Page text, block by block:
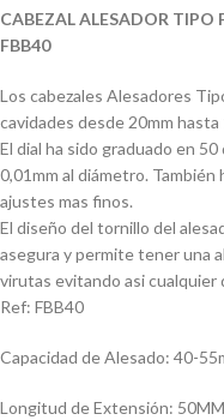
CABEZAL ALESADOR TIPO
FBB40
Los cabezales Alesadores
cavidades desde 20mm hasta
El dial ha sido graduado en
0,01mm al diámetro. También
ajustes mas finos.
El diseño del tornillo del
asegura y permite tener una
virutas evitando asi cualquier
Ref: FBB40
Capacidad de Alesado: 40-
Longitud de Extensión: 50MM